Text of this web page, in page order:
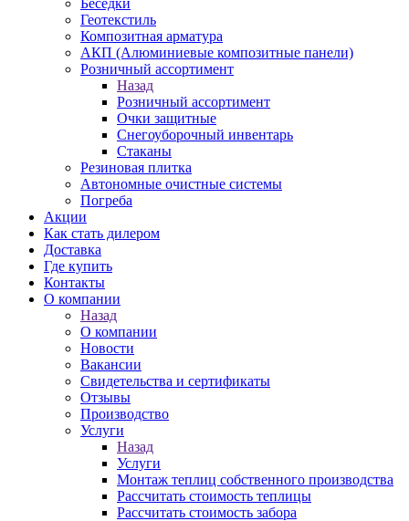
Беседки
Геотекстиль
Композитная арматура
АКП (Алюминиевые композитные панели)
Розничный ассортимент
Назад
Розничный ассортимент
Очки защитные
Снегоуборочный инвентарь
Стаканы
Резиновая плитка
Автономные очистные системы
Погреба
Акции
Как стать дилером
Доставка
Где купить
Контакты
О компании
Назад
О компании
Новости
Вакансии
Свидетельства и сертификаты
Отзывы
Производство
Услуги
Назад
Услуги
Монтаж теплиц собственного производства
Рассчитать стоимость теплицы
Рассчитать стоимость забора